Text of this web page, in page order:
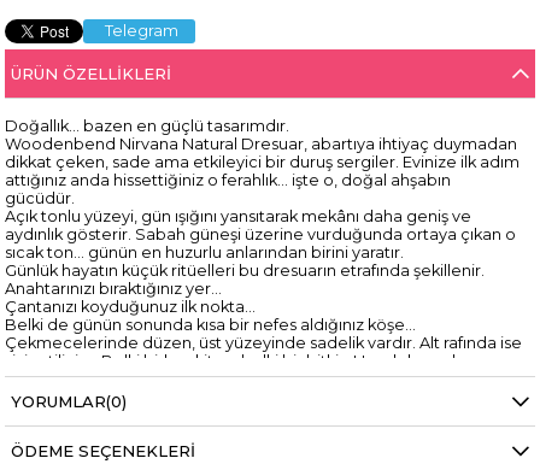
Telegram
ÜRÜN ÖZELLIKLERI
Doğallık… bazen en güçlü tasarımdır.
Woodenbend Nirvana Natural Dresuar, abartıya ihtiyaç duymadan
dikkat çeken, sade ama etkileyici bir duruş sergiler. Evinize ilk adım
attığınız anda hissettiğiniz o ferahlık… işte o, doğal ahşabın
gücüdür.
Açık tonlu yüzeyi, gün ışığını yansıtarak mekânı daha geniş ve
aydınlık gösterir. Sabah güneşi üzerine vurduğunda ortaya çıkan o
sıcak ton… günün en huzurlu anlarından birini yaratır.
Günlük hayatın küçük ritüelleri bu dresuarın etrafında şekillenir.
Anahtarınızı bıraktığınız yer…
Çantanızı koyduğunuz ilk nokta…
Belki de günün sonunda kısa bir nefes aldığınız köşe…
Çekmecelerinde düzen, üst yüzeyinde sadelik vardır. Alt rafında ise
sizin stiliniz… Belki birkaç kitap, belki bir bitki… Her dokunuşla
kişiselleşir.
Torna ayakların zarif kıvrımları, klasik bir hikâye anlatır. Ama bu
hikâye geçmişte kalmaz… modern yaşamın içinde yeniden hayat
Bu dresuar sadece bir eşya değil…
YORUMLAR(0)
ÖDEME SEÇENEKLERI